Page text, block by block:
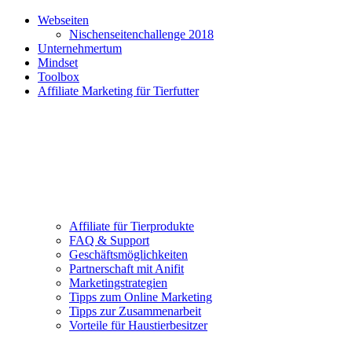
Webseiten
Nischenseitenchallenge 2018
Unternehmertum
Mindset
Toolbox
Affiliate Marketing für Tierfutter
Affiliate für Tierprodukte
FAQ & Support
Geschäftsmöglichkeiten
Partnerschaft mit Anifit
Marketingstrategien
Tipps zum Online Marketing
Tipps zur Zusammenarbeit
Vorteile für Haustierbesitzer